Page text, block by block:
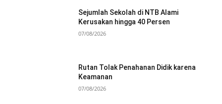
Sejumlah Sekolah di NTB Alami
Kerusakan hingga 40 Persen
07/08/2026
Rutan Tolak Penahanan Didik karena
Keamanan
07/08/2026